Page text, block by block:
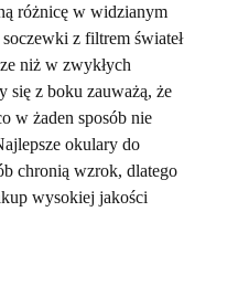
różnicę w widzianym
z filtrem świateł
niż w zwykłych
się z boku zauważą, że
w żaden sposób nie
okulary do
chronią wzrok, dlatego
wysokiej jakości